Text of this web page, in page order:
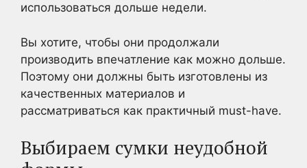
использоваться дольше недели.
Вы хотите, чтобы они продолжали
производить впечатление как можно дольше.
Поэтому они должны быть изготовлены из
качественных материалов и
рассматриваться как практичный must-have.
Выбираем сумки неудобной